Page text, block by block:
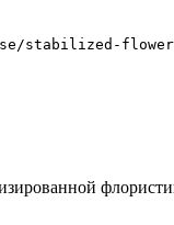
stabilized-